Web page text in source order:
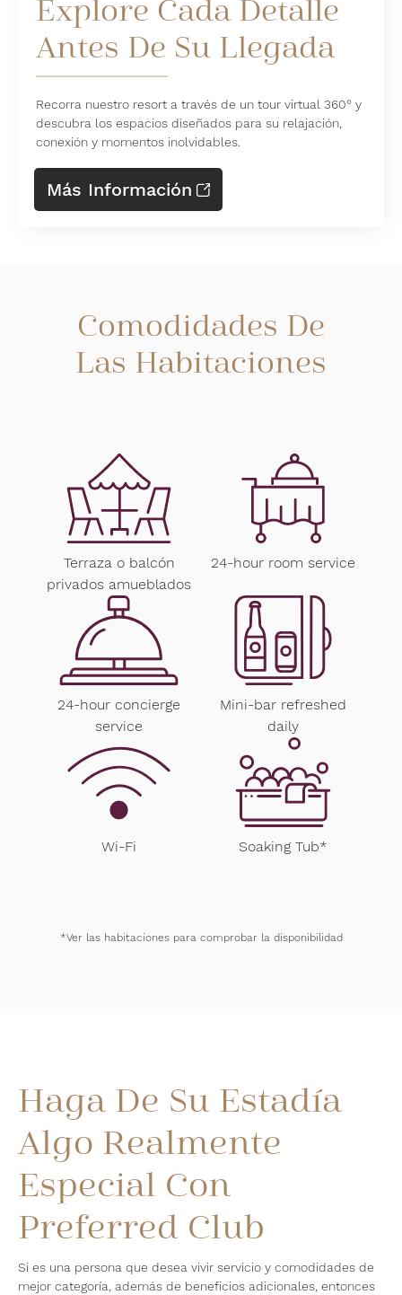
Explore Cada Detalle
Antes De Su Llegada
Recorra nuestro resort a través de un tour virtual 360° y
descubra los espacios diseñados para su relajación,
conexión y momentos inolvidables.
Más Información
Comodidades De
Las Habitaciones
Terraza o balcón
privados amueblados
24-hour room service
24-hour concierge
service
Mini-bar refreshed
daily
Wi-Fi Soaking Tub*
*Ver las habitaciones para comprobar la disponibilidad
Haga De Su Estadía
Algo Realmente
Especial Con
Preferred Club
Si es una persona que desea vivir servicio y comodidades de
mejor categoría, además de beneficios adicionales, entonces